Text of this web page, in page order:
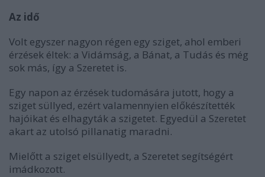
Az idő
Volt egyszer nagyon régen egy sziget, ahol emberi
érzések éltek: a Vidámság, a Bánat, a Tudás és még
sok más, így a Szeretet is.
Egy napon az érzések tudomására jutott, hogy a
sziget süllyed, ezért valamennyien előkészítették
hajóikat és elhagyták a szigetet. Egyedül a Szeretet
akart az utolsó pillanatig maradni.
Mielőtt a sziget elsüllyedt, a Szeretet segítségért
imádkozott.